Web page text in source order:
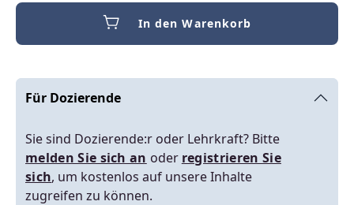
In den Warenkorb
Für Dozierende
Sie sind Dozierende:r oder Lehrkraft? Bitte
melden Sie sich an oder registrieren Sie
sich, um kostenlos auf unsere Inhalte
zugreifen zu können.